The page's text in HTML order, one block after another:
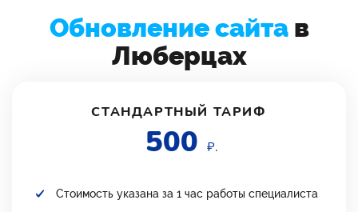
Обновление сайтав
Люберцах
СТАНДАРТНЫЙ ТАРИФ
500 ₽.
Стоимость указана за 1 час работы специалиста